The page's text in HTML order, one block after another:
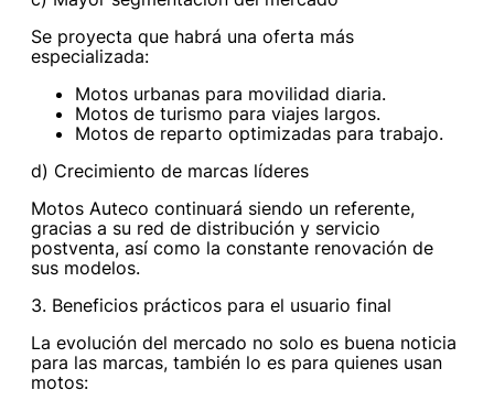
Se proyecta que habrá una oferta más
especializada:
Motos urbanas para movilidad diaria.
Motos de turismo para viajes largos.
Motos de reparto optimizadas para trabajo.
d) Crecimiento de marcas líderes
Motos Auteco continuará siendo un referente,
gracias a su red de distribución y servicio
postventa, así como la constante renovación de
sus modelos.
3. Beneficios prácticos para el usuario final
La evolución del mercado no solo es buena noticia
para las marcas, también lo es para quienes usan
motos: